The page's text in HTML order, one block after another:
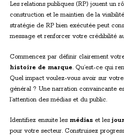
Les relations publiques (RP) jouent un
construction et le maintien de la
stratégie de RP bien exécutée peut
message et renforcer votre crédibilité
Commencez par définir clairement
histoire de marque. Qu’est-ce qui
Quel impact voulez-vous avoir sur
général ? Une narration convaincante
l’attention des médias et du public.
Identifiez ensuite les médias et les
pour votre secteur. Construisez